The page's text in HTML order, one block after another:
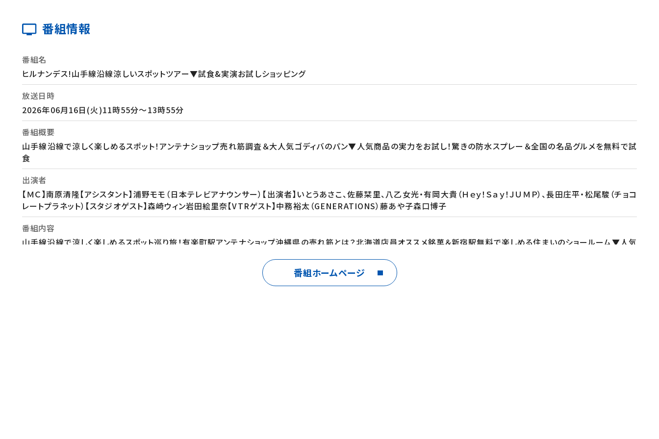
番組情報
番組名
ヒルナンデス!山手線沿線涼しいスポットツアー▼試食&実演お試しショッピング
放送日時
2026年06月16日(火)11時55分～13時55分
番組概要
山手線沿線で涼しく楽しめるスポット！アンテナショップ売れ筋調査＆大人気ゴディバのパン▼人気商品の実力をお試し！驚きの防水スプレー＆全国の名品グルメを無料で試
食
出演者
【ＭＣ】南原清隆【アシスタント】浦野モモ（日本テレビアナウンサー）【出演者】いとうあさこ、佐藤栞里、八乙女光・有岡大貴（Ｈｅｙ！Ｓａｙ！ＪＵＭＰ）、長田庄平・松尾駿（チョコ
レートプラネット）【スタジオゲスト】森崎ウィン岩田絵里奈【VTRゲスト】中務裕太（GENERATIONS）藤あや子森口博子
番組内容
山手線沿線で涼しく楽しめるスポット巡り旅！有楽町駅アンテナショップ沖縄県の売れ筋とは？北海道店員オススメ銘菓＆新宿駅無料で楽しめる住まいのショールーム▼人気
ものをチェック老舗割烹旅館が作る絶品手羽元炊き込みご飯＆ねぎ問屋が作る万能ねぎソース
番組ホームページ